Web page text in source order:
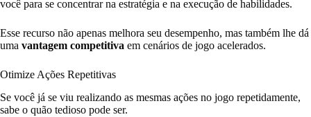
você para se concentrar na estratégia e na execução de habilidades.
Esse recurso não apenas melhora seu desempenho, mas também lhe dá
uma vantagem competitiva em cenários de jogo acelerados.
Otimize Ações Repetitivas
Se você já se viu realizando as mesmas ações no jogo repetidamente,
sabe o quão tedioso pode ser.